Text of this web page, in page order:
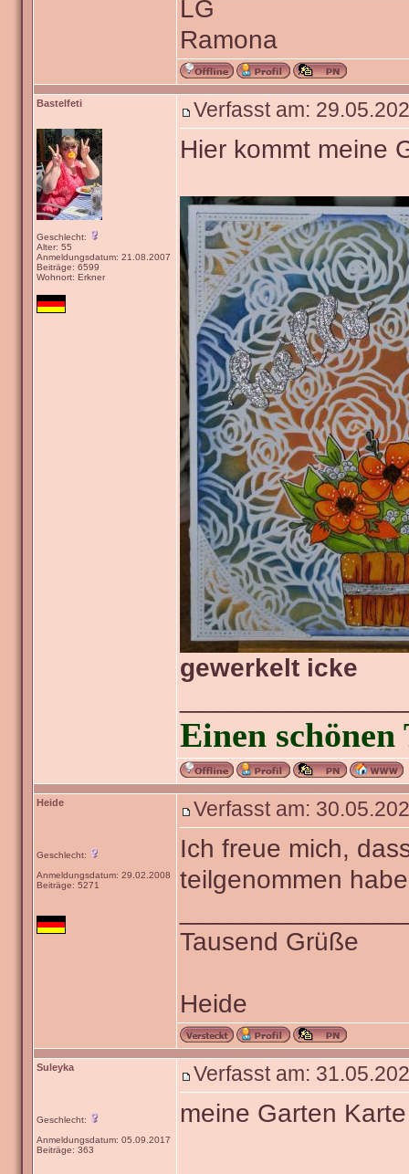
LG
Ramona
Bastelfeti
Geschlecht:
Alter: 55
Anmeldungsdatum: 21.08.2007
Beiträge: 6599
Wohnort: Erkner
Verfasst am:
Hier kommt meine
gewerkelt icke
Einen
Heide
Geschlecht:
Anmeldungsdatum: 29.02.2008
Beiträge: 5271
Verfasst am:
Ich freue mich,
teilgenommen
Tausend Grüße
Heide
Suleyka
Geschlecht:
Anmeldungsdatum: 05.09.2017
Beiträge: 363
Verfasst am:
meine Garten Karte